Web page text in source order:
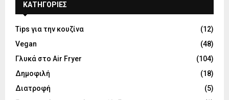
KΑΤΗΓΟΡΊΕΣ
Tips για την κουζίνα
(12)
Vegan
(48)
Γλυκά στο Air Fryer
(104)
Δημοφιλή
(18)
Διατροφή
(5)